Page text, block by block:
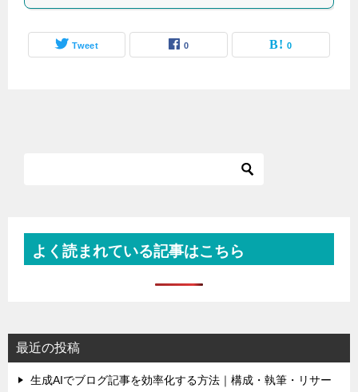
Tweet 0 0
よく読まれている記事はこちら
最近の投稿
生成AIでブログ記事を効率化する方法｜構成・執筆・リサー